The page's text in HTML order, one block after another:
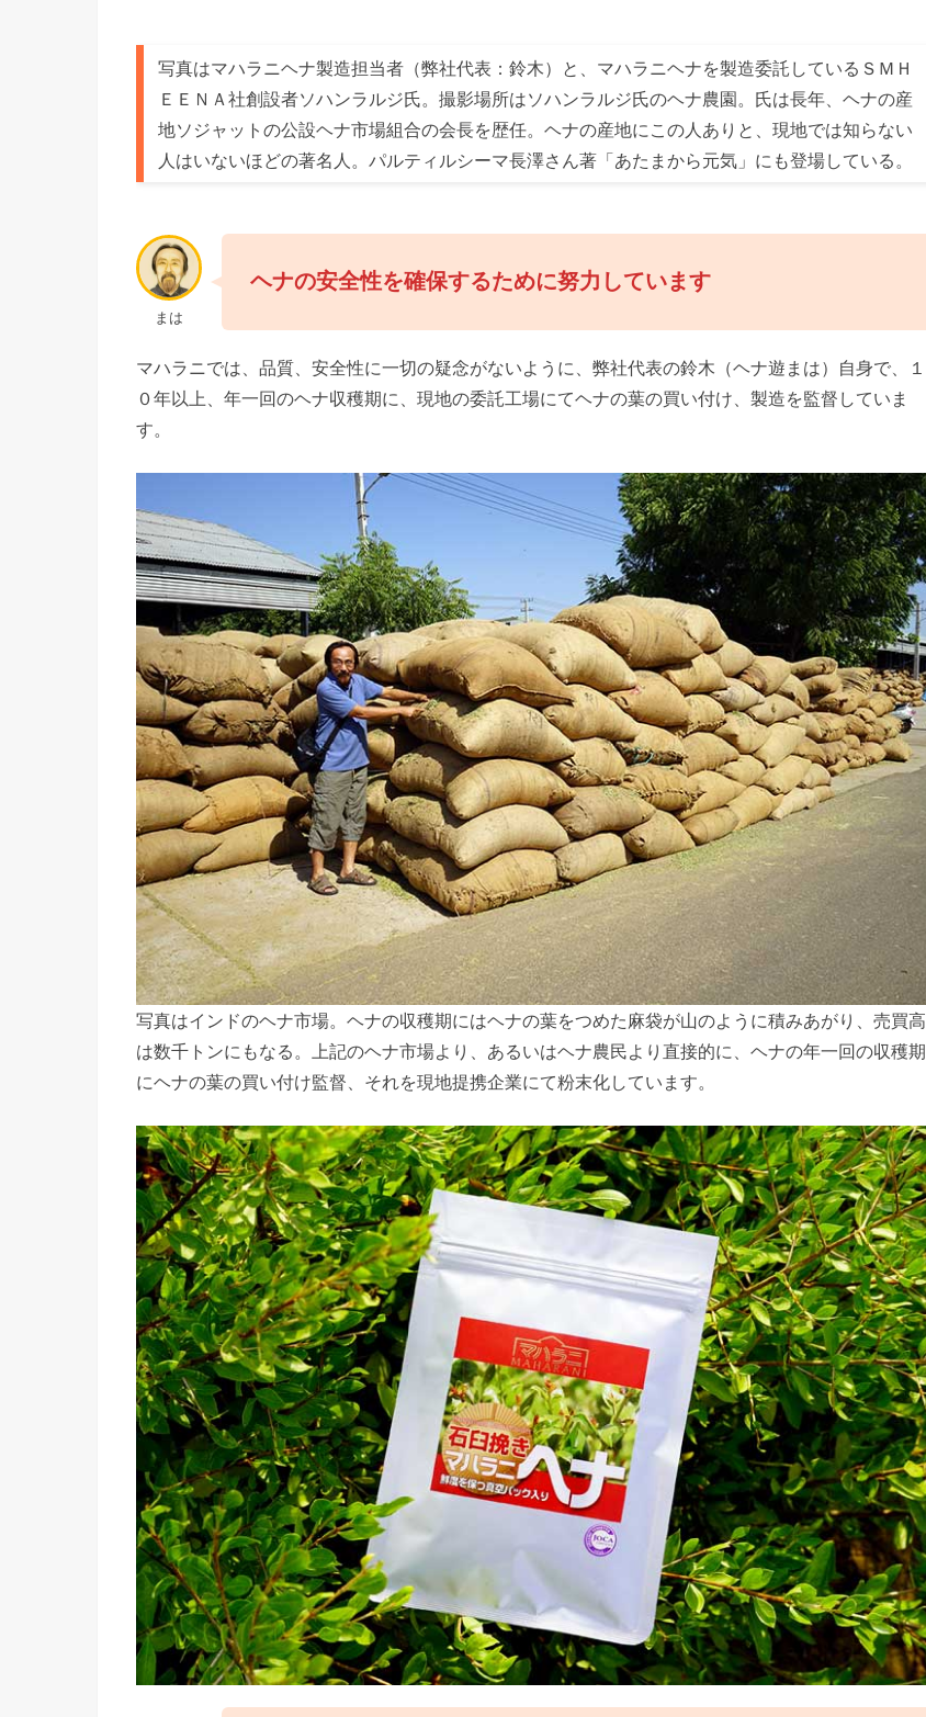
写真はマハラニヘナ製造担当者（弊社代表：鈴木）と、マハラニヘナを製造委託しているＳＭＨ
ＥＥＮＡ社創設者ソハンラルジ氏。撮影場所はソハンラルジ氏のヘナ農園。氏は長年、ヘナの産
地ソジャットの公設ヘナ市場組合の会長を歴任。ヘナの産地にこの人ありと、現地では知らない
人はいないほどの著名人。パルティルシーマ長澤さん著「あたまから元気」にも登場している。
まは
ヘナの安全性を確保するために努力しています
マハラニでは、品質、安全性に一切の疑念がないように、弊社代表の鈴木（ヘナ遊まは）自身で、１
０年以上、年一回のヘナ収穫期に、現地の委託工場にてヘナの葉の買い付け、製造を監督していま
す。
写真はインドのヘナ市場。ヘナの収穫期にはヘナの葉をつめた麻袋が山のように積みあがり、売買高
は数千トンにもなる。上記のヘナ市場より、あるいはヘナ農民より直接的に、ヘナの年一回の収穫期
にヘナの葉の買い付け監督、それを現地提携企業にて粉末化しています。